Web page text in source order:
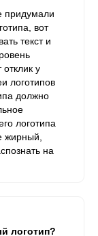
придумали
вот
текст и
у
логотипов
должно
логотипа
жирный,
на
логотип?